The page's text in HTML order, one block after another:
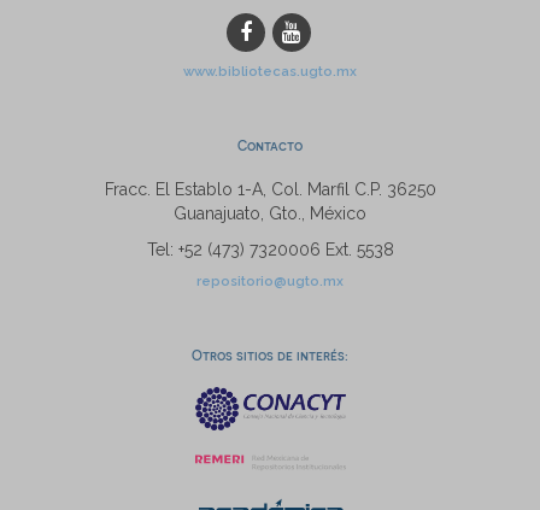
www.bibliotecas.ugto.mx
Contacto
Fracc. El Establo 1-A, Col. Marfil C.P. 36250
Guanajuato, Gto., México
Tel: +52 (473) 7320006 Ext. 5538
repositorio@ugto.mx
Otros sitios de interés: